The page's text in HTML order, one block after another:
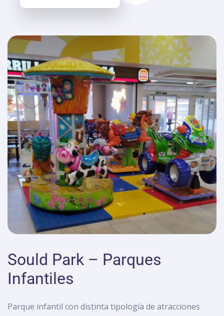
Sould Park – Parques
Infantiles
Parque infantil con distinta tipología de atracciones